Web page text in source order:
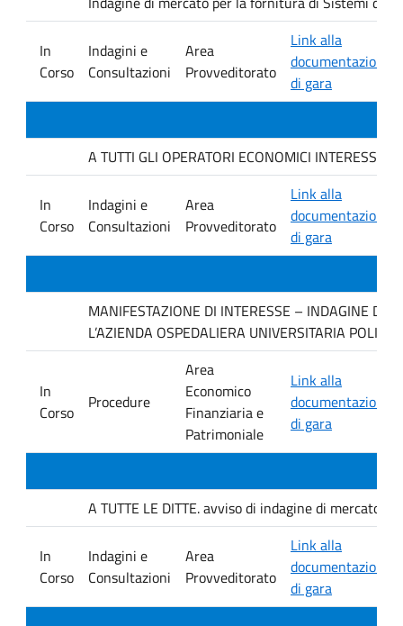
In
Corso
Indagini e
Consultazioni
Area
Provveditorato
Link alla
documentazione
di gara
A TUTTI GLI OPERATORI ECONOMICI
In
Corso
Indagini e
Consultazioni
Area
Provveditorato
Link alla
documentazione
di gara
MANIFESTAZIONE DI INTERESSE – INDAGINE DI
L’AZIENDA OSPEDALIERA UNIVERSITARIA
In
Corso
Procedure
Area
Economico
Finanziaria e
Patrimoniale
Link alla
documentazione
di gara
A TUTTE LE DITTE. avviso di indagine di mercato
In
Corso
Indagini e
Consultazioni
Area
Provveditorato
Link alla
documentazione
di gara